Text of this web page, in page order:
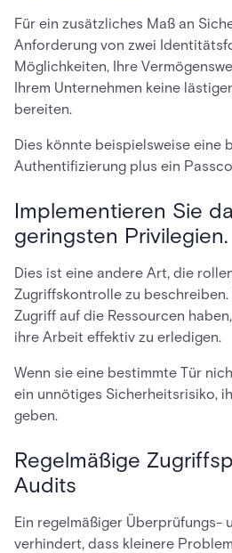
Für ein zusätzliches Maß an
Anforderung von zwei
Möglichkeiten, Ihre
Ihrem Unternehmen keine
bereiten.
Dies könnte beispielsweise eine
Authentifizierung plus ein
Implementieren Sie
geringsten Privilegien.
Dies ist eine andere Art, die
Zugriffskontrolle zu
Zugriff auf die Ressourcen
ihre Arbeit effektiv zu erledigen.
Wenn sie eine bestimmte Tür
ein unnötiges Sicherheitsrisiko,
geben.
Regelmäßige
Audits
Ein regelmäßiger Überprüfungs-
verhindert, dass kleinere